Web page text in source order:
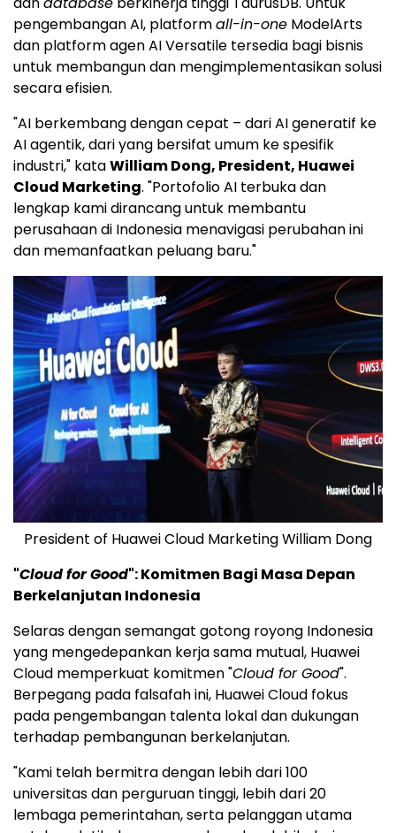
pengembangan AI, platformall-in-one ModelArts
dan platform agen AI Versatile tersedia bagi bisnis
untuk membangun dan mengimplementasikan solusi
secara efisien.
"AI berkembang dengan cepat – dari AI generatif ke
AI agentik, dari yang bersifat umum ke spesifik
industri," kataWilliam Dong, President, Huawei
Cloud Marketing. "Portofolio AI terbuka dan
lengkap kami dirancang untuk membantu
perusahaan di Indonesia menavigasi perubahan ini
dan memanfaatkan peluang baru."
President of Huawei Cloud Marketing William Dong
"Cloud for Good": Komitmen Bagi Masa Depan
Berkelanjutan Indonesia
Selaras dengan semangat gotong royong Indonesia
yang mengedepankan kerja sama mutual, Huawei
Cloud memperkuat komitmen "Cloud for Good".
Berpegang pada falsafah ini, Huawei Cloud fokus
pada pengembangan talenta lokal dan dukungan
terhadap pembangunan berkelanjutan.
"Kami telah bermitra dengan lebih dari 100
universitas dan perguruan tinggi, lebih dari 20
lembaga pemerintahan, serta pelanggan utama